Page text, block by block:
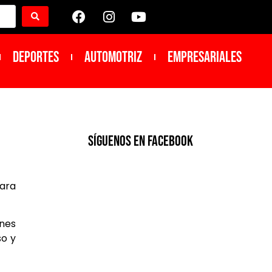
DEPORTES Automotriz Empresariales
y
SíGUENOS EN FACEBOOK